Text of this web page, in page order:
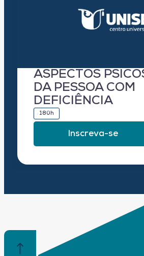
ASPECTOS
DA PESSOA COM
DEFICIÊNCIA
180h
Inscreva-se